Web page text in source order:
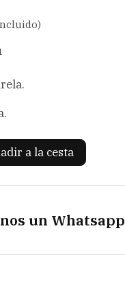
a la cesta
un Whatsapp